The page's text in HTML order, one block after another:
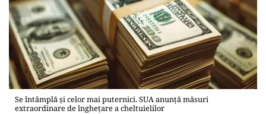
Se întâmplă şi celor mai puternici. SUA anunţă măsuri
extraordinare de îngheţare a cheltuielilor